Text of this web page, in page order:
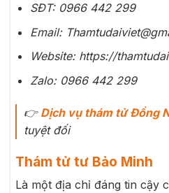
SĐT: 0966 442 299
Email:
Website: https://
Zalo: 0966 442 299
👉 Dịch vụ thám tử Đồng
tuyệt đối
Thám tử tư Bảo Minh
Là một địa chỉ đáng tin cậy